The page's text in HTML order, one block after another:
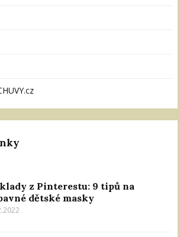
z Pinterestu: 9 tipů na
dětské masky